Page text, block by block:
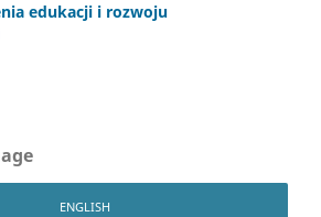
edukacji i rozwoju
ENGLISH